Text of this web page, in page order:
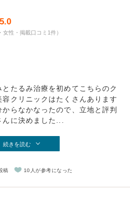
5.0
性・掲載口コミ1件）
たるみ治療を初めてこちらのク
クリニックはたくさんあります
らなかなったので、立地と評判
に決めました...
続きを読む
稿 10人が参考になった